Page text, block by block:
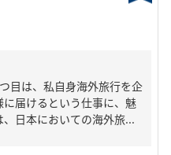
目は、私自身海外旅行を企
届けるという仕事に、魅
日本においての海外旅...